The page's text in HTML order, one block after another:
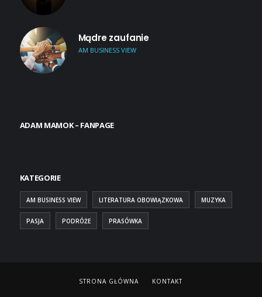
Mądre zaufanie
AM BUSINESS VIEW
ADAM MAMOK – FANPAGE
KATEGORIE
AM BUSINESS VIEW LITERATURA OBOWIĄZKOWA MUZYKA
PASJA PODRÓŻE PRASÓWKA
STRONA GŁÓWNA KONTAKT